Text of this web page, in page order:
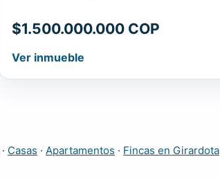
$1.500.000.000 COP
Ver inmueble
· Casas · Apartamentos · Fincas en Girardota